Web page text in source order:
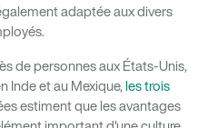
adaptée aux divers
de personnes aux États-Unis,
Inde et au Mexique, les trois
estiment que les avantages